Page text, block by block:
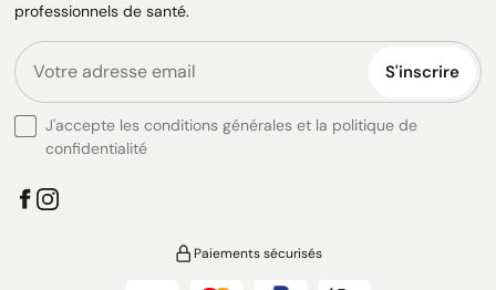
professionnels de santé.
S'inscrire
J'accepte les conditions générales et la politique de
confidentialité
Paiements sécurisés